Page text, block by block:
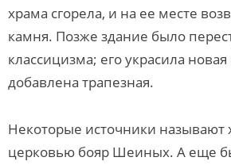
храма сгорела, и на ее месте
камня. Позже здание было
классицизма; его украсила
добавлена трапезная.
Некоторые источники называют
церковью бояр Шеиных. А еще